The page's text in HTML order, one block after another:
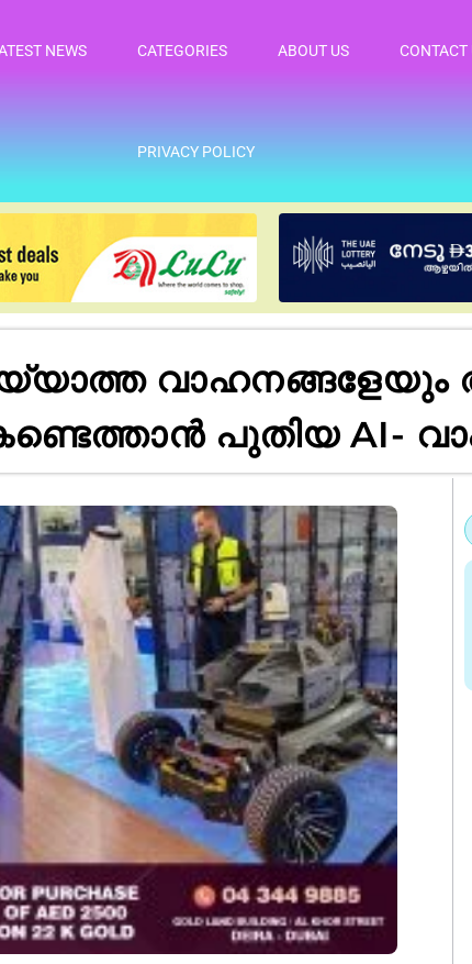
NEWS CATEGORIES ABOUT US CONTACT
PRIVACY POLICY
പുതിയ AI-